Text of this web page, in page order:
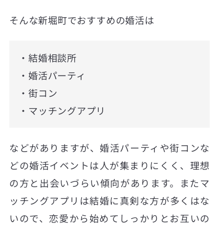
そんな新堀町でおすすめの婚活は
・結婚相談所
・婚活パーティ
・街コン
・マッチングアプリ
などがありますが、婚活パーティや街コンな
どの婚活イベントは人が集まりにくく、理想
の方と出会いづらい傾向があります。またマ
ッチングアプリは結婚に真剣な方が多くはな
いので、恋愛から始めてしっかりとお互いの